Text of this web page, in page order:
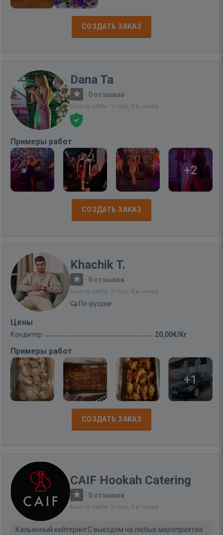
СОЗДАТЬ ЗАКАЗ
Dana Ta
· 0 отзывов
Был на сайте: 1 года, 0 м. назад
Примеры работ
+2
СОЗДАТЬ ЗАКАЗ
Khachik T.
· 0 отзывов
Был на сайте: 2 года, 8 м. назад
По-русски
Цены
Кондитер 20,00€/Кг
Примеры работ
+1
СОЗДАТЬ ЗАКАЗ
CAIF Hookah Catering
· 0 отзывов
Был на сайте: 3 года, 2 м. назад
Кальянный кейтерингС выездом на любые мероприятия